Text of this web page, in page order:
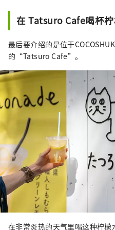
在 Tatsuro Cafe喝杯
最后要介绍的是位于
的“Tatsuro Cafe”。
在非常炎热的天气里喝这种柠檬